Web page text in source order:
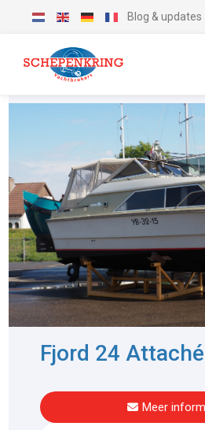
Blog & updates
Fjord 24 Attaché
Meer